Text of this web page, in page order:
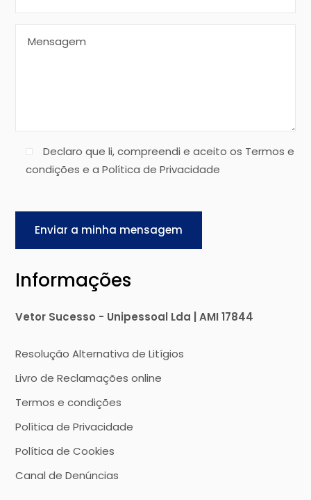
Declaro que li, compreendi e aceito os Termos e
condições e a Política de Privacidade
Enviar a minha mensagem
Informações
Vetor Sucesso - Unipessoal Lda | AMI 17844
Resolução Alternativa de Litígios
Livro de Reclamações online
Termos e condições
Política de Privacidade
Política de Cookies
Canal de Denúncias